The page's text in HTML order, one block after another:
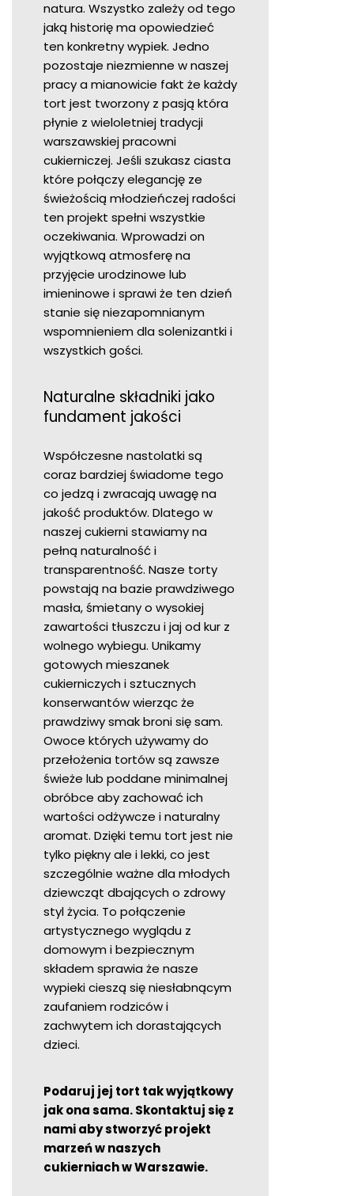
natura. Wszystko zależy od tego
jaką historię ma opowiedzieć
ten konkretny wypiek. Jedno
pozostaje niezmienne w naszej
pracy a mianowicie fakt że każdy
tort jest tworzony z pasją która
płynie z wieloletniej tradycji
warszawskiej pracowni
cukierniczej. Jeśli szukasz ciasta
które połączy elegancję ze
świeżością młodzieńczej radości
ten projekt spełni wszystkie
oczekiwania. Wprowadzi on
wyjątkową atmosferę na
przyjęcie urodzinowe lub
imieninowe i sprawi że ten dzień
stanie się niezapomnianym
wspomnieniem dla solenizantki i
wszystkich gości.
Naturalne składniki jako
fundament jakości
Współczesne nastolatki są
coraz bardziej świadome tego
co jedzą i zwracają uwagę na
jakość produktów. Dlatego w
naszej cukierni stawiamy na
pełną naturalność i
transparentność. Nasze torty
powstają na bazie prawdziwego
masła, śmietany o wysokiej
zawartości tłuszczu i jaj od kur z
wolnego wybiegu. Unikamy
gotowych mieszanek
cukierniczych i sztucznych
konserwantów wierząc że
prawdziwy smak broni się sam.
Owoce których używamy do
przełożenia tortów są zawsze
świeże lub poddane minimalnej
obróbce aby zachować ich
wartości odżywcze i naturalny
aromat. Dzięki temu tort jest nie
tylko piękny ale i lekki, co jest
szczególnie ważne dla młodych
dziewcząt dbających o zdrowy
styl życia. To połączenie
artystycznego wyglądu z
domowym i bezpiecznym
składem sprawia że nasze
wypieki cieszą się niesłabnącym
zaufaniem rodziców i
zachwytem ich dorastających
dzieci.
Podaruj jej tort tak wyjątkowy
jak ona sama. Skontaktuj się z
nami aby stworzyć projekt
marzeń w naszych
cukierniach w Warszawie.